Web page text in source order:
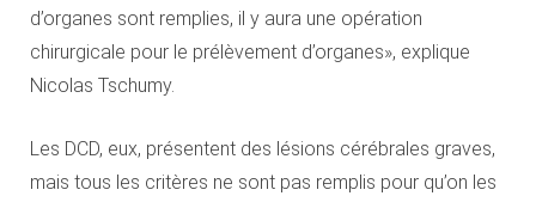
d’organes sont remplies, il y aura une opération
chirurgicale pour le prélèvement d’organes», explique
Nicolas Tschumy.
Les DCD, eux, présentent des lésions cérébrales graves,
mais tous les critères ne sont pas remplis pour qu’on les